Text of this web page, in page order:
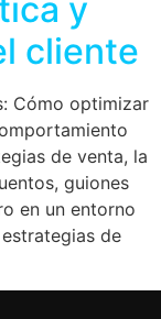
y
cliente
Cómo optimizar
de venta, la
guiones
en un entorno
de